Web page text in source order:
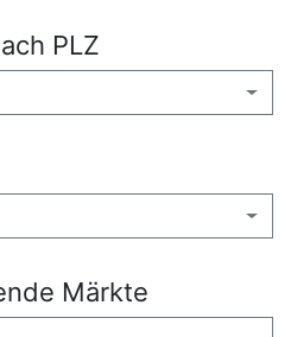
PLZ
Märkte